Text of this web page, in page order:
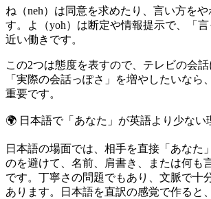
ね（neh）は同意を求めたり、言い方をや
す。よ（yoh）は断定や情報提示で、「
近い働きです。
この2つは態度を表すので、テレビの会話
「実際の会話っぽさ」を増やしたいなら
重要です。
🌍 日本語で「あなた」が英語より少ない
日本語の場面では、相手を直接「あなた
のを避けて、名前、肩書き、または何も
です。丁寧さの問題でもあり、文脈で十
あります。日本語を直訳の感覚で作ると